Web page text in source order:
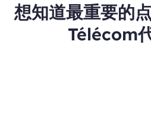
想知道最重要的
Télécom